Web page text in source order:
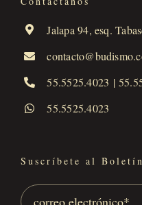
Jalapa 94, esq.
55.5525.4023 |
55.5525.4023
Suscríbete al Boletín